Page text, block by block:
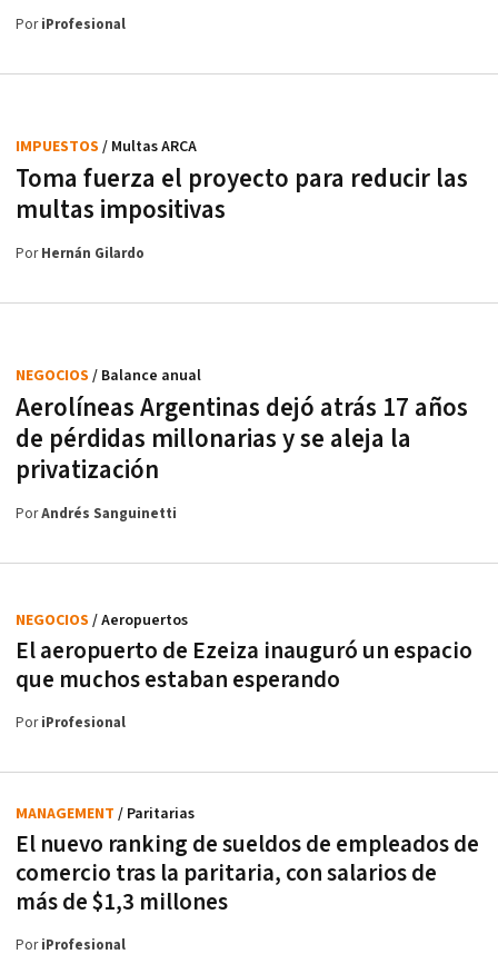
PoriProfesional
Toma fuerza el proyecto para reducir las
multas impositivas
IMPUESTOS / Multas ARCA
PorHernán Gilardo
Aerolíneas Argentinas dejó atrás 17 años
de pérdidas millonarias y se aleja la
privatización
NEGOCIOS / Balance anual
PorAndrés Sanguinetti
El aeropuerto de Ezeiza inauguró un espacio
que muchos estaban esperando
NEGOCIOS / Aeropuertos
PoriProfesional
El nuevo ranking de sueldos de empleados de
comercio tras la paritaria, con salarios de
más de $1,3 millones
MANAGEMENT / Paritarias
PoriProfesional